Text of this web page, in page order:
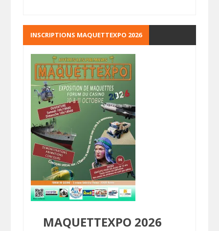
INSCRIPTIONS MAQUETTEXPO 2026
MAQUETTEXPO 2026